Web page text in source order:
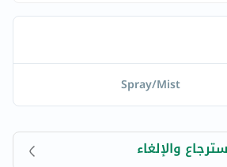
Spray/Mist
والإلغاء